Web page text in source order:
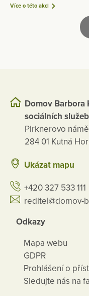
Více o této akci
Domov Barbora
sociálních služeb
Pirknerovo
284 01 Kutná
Ukázat mapu
+420 327 533 111
reditel@domov-
Odkazy
Mapa webu
GDPR
Prohlášení o
Sledujte nás na